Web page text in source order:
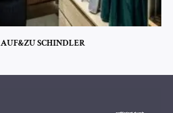
AUF&ZU SCHINDLER